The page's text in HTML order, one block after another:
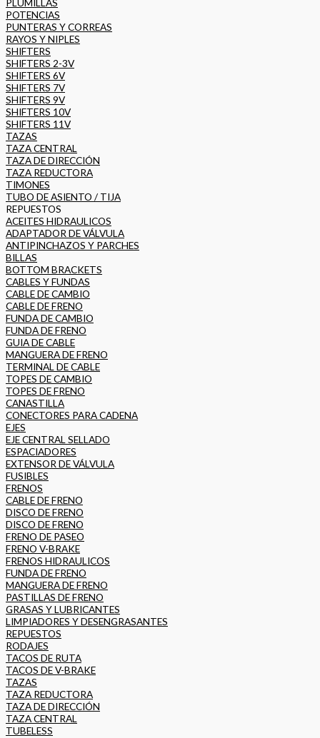
PLUMILLAS
POTENCIAS
PUNTERAS Y CORREAS
RAYOS Y NIPLES
SHIFTERS
SHIFTERS 2-3V
SHIFTERS 6V
SHIFTERS 7V
SHIFTERS 9V
SHIFTERS 10V
SHIFTERS 11V
TAZAS
TAZA CENTRAL
TAZA DE DIRECCIÓN
TAZA REDUCTORA
TIMONES
TUBO DE ASIENTO / TIJA
REPUESTOS
ACEITES HIDRAULICOS
ADAPTADOR DE VÁLVULA
ANTIPINCHAZOS Y PARCHES
BILLAS
BOTTOM BRACKETS
CABLES Y FUNDAS
CABLE DE CAMBIO
CABLE DE FRENO
FUNDA DE CAMBIO
FUNDA DE FRENO
GUIA DE CABLE
MANGUERA DE FRENO
TERMINAL DE CABLE
TOPES DE CAMBIO
TOPES DE FRENO
CANASTILLA
CONECTORES PARA CADENA
EJES
EJE CENTRAL SELLADO
ESPACIADORES
EXTENSOR DE VÁLVULA
FUSIBLES
FRENOS
CABLE DE FRENO
DISCO DE FRENO
DISCO DE FRENO
FRENO DE PASEO
FRENO V-BRAKE
FRENOS HIDRAULICOS
FUNDA DE FRENO
MANGUERA DE FRENO
PASTILLAS DE FRENO
GRASAS Y LUBRICANTES
LIMPIADORES Y DESENGRASANTES
REPUESTOS
RODAJES
TACOS DE RUTA
TACOS DE V-BRAKE
TAZAS
TAZA REDUCTORA
TAZA DE DIRECCIÓN
TAZA CENTRAL
TUBELESS